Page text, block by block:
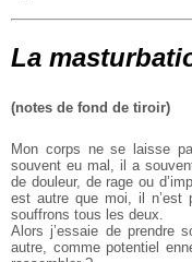
La
(notes de fond de tiroir)
Mon corps ne se laisse
souvent eu mal, il a
de douleur, de rage ou
est autre que moi, il n’est
souffrons tous les deux.
Alors j’essaie de prendre
autre, comme potentiel